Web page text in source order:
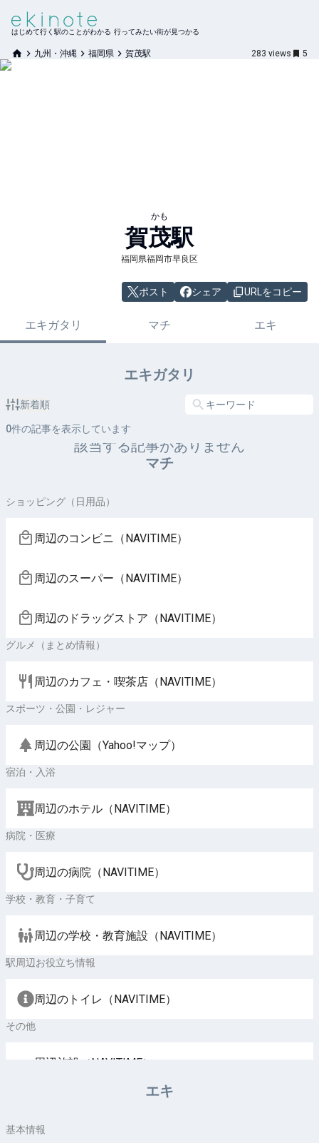
はじめて行く駅のことがわかる 行ってみたい街が見つかる
九州・沖縄 福岡県 賀茂駅 283 views 5
かも
賀茂駅
福岡県福岡市早良区
ポスト シェア URLをコピー
エキガタリ マチ エキ
エキガタリ
新着順
0件の記事を表示しています
該当する記事がありません
マチ
ショッピング（日用品）
周辺のコンビニ（NAVITIME）
周辺のスーパー（NAVITIME）
周辺のドラッグストア（NAVITIME）
グルメ（まとめ情報）
周辺のカフェ・喫茶店（NAVITIME）
スポーツ・公園・レジャー
周辺の公園（Yahoo!マップ）
宿泊・入浴
周辺のホテル（NAVITIME）
病院・医療
周辺の病院（NAVITIME）
学校・教育・子育て
周辺の学校・教育施設（NAVITIME）
駅周辺お役立ち情報
周辺のトイレ（NAVITIME）
その他
周辺施設（NAVITIME）
エキ
基本情報